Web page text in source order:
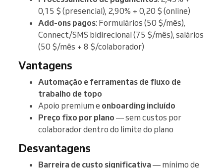
0,15 $ (presencial), 2,90% + 0,20 $ (online)
Add-ons pagos: Formulários (50 $/mês),
Connect/SMS bidirecional (75 $/mês), salários
(50 $/mês + 8 $/colaborador)
Vantagens
Automação e ferramentas de fluxo de
trabalho de topo
Apoio premium e onboarding incluído
Preço fixo por plano — sem custos por
colaborador dentro do limite do plano
Desvantagens
Barreira de custo significativa— mínimo de